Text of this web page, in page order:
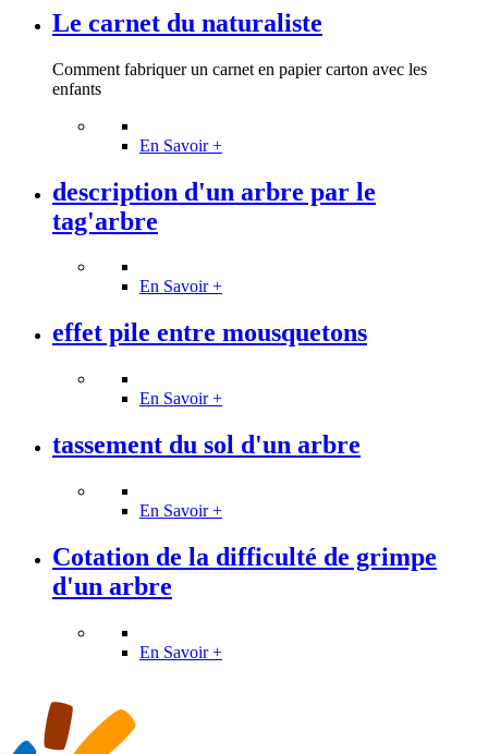
Le carnet du naturaliste
Comment fabriquer un carnet en papier carton avec les
enfants
En Savoir +
description d'un arbre par le
tag'arbre
En Savoir +
effet pile entre mousquetons
En Savoir +
tassement du sol d'un arbre
En Savoir +
Cotation de la difficulté de grimpe
d'un arbre
En Savoir +